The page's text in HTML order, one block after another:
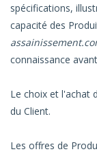
spécifications,
capacité des
connaissance
Le choix et l'achat
du Client.
Les offres de